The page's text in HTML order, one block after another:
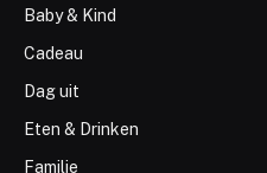
Baby & Kind
Cadeau
Dag uit
Eten & Drinken
Familie